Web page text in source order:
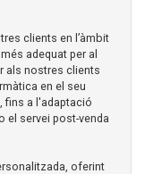
clients en l’àmbit
adequat per al
als nostres clients
en el seu
fins a l'adaptació
el servei post-venda
oferint